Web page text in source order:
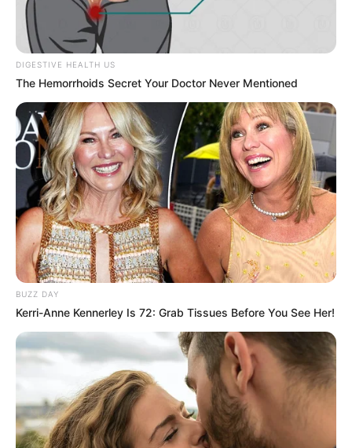
DIGESTIVE HEALTH US
The Hemorrhoids Secret Your Doctor Never Mentioned
BUZZ DAY
Kerri-Anne Kennerley Is 72: Grab Tissues Before You See Her!